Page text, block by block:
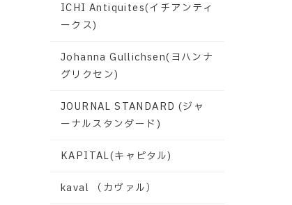
ICHI Antiquites(イチアンティ
ークス)
Johanna Gullichsen(ヨハンナ
グリクセン)
JOURNAL STANDARD (ジャ
ーナルスタンダード)
KAPITAL(キャピタル)
kaval （カヴァル）